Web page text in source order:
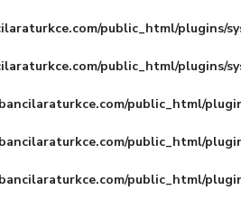
public_html/
public_html/
public_html/
public_html/
public_html/